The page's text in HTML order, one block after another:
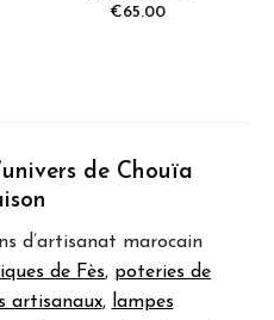
€65.00
de Chouïa
d’artisanat marocain
de Fès, poteries de
artisanaux, lampes